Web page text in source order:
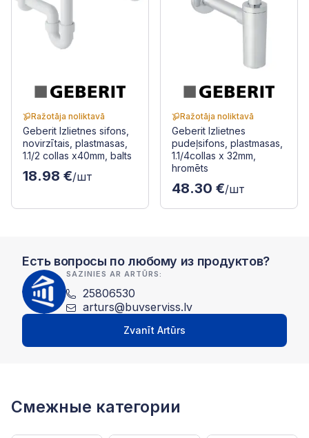
Ražotāja noliktavā
Geberit Izlietnes sifons,
novirzītais, plastmasas,
1.1/2 collas x40mm, balts
18.98 €/шт
Ražotāja noliktavā
Geberit Izlietnes
pudeļsifons, plastmasas,
1.1/4collas x 32mm,
hromēts
48.30 €/шт
Есть вопросы по любому из продуктов?
SAZINIES AR ARTŪRS:
25806530
arturs@buvserviss.lv
Zvanīt Artūrs
Смежные категории